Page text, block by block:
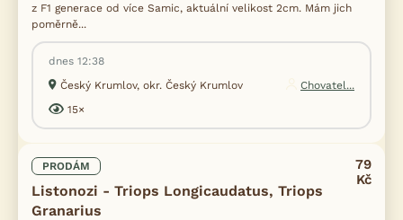
z F1 generace od více Samic, aktuální velikost 2cm. Mám jich
poměrně...
dnes 12:38
Český Krumlov, okr. Český Krumlov
Chovatel...
15×
PRODÁM
Listonozi - Triops Longicaudatus, Triops
Granarius
79
Kč